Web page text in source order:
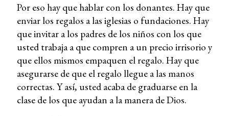
Por eso hay que hablar con los donantes. Hay que
enviar los regalos a las iglesias o fundaciones. Hay
que invitar a los padres de los niños con los que
usted trabaja a que compren a un precio irrisorio y
que ellos mismos empaquen el regalo. Hay que
asegurarse de que el regalo llegue a las manos
correctas. Y así, usted acaba de graduarse en la
clase de los que ayudan a la manera de Dios.